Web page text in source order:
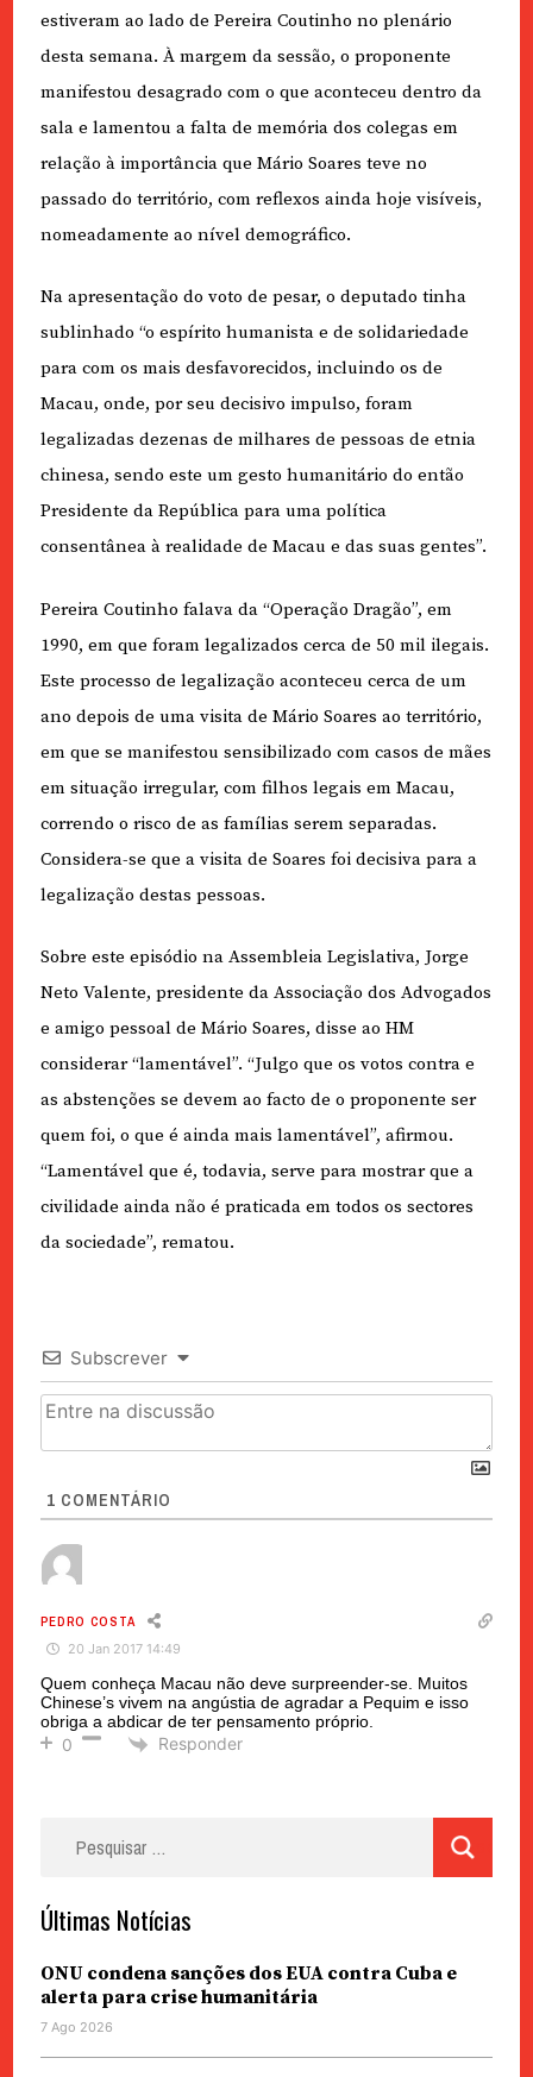
estiveram ao lado de Pereira Coutinho no plenário
desta semana. À margem da sessão, o proponente
manifestou desagrado com o que aconteceu dentro da
sala e lamentou a falta de memória dos colegas em
relação à importância que Mário Soares teve no
passado do território, com reflexos ainda hoje visíveis,
nomeadamente ao nível demográfico.
Na apresentação do voto de pesar, o deputado tinha
sublinhado “o espírito humanista e de solidariedade
para com os mais desfavorecidos, incluindo os de
Macau, onde, por seu decisivo impulso, foram
legalizadas dezenas de milhares de pessoas de etnia
chinesa, sendo este um gesto humanitário do então
Presidente da República para uma política
consentânea à realidade de Macau e das suas gentes”.
Pereira Coutinho falava da “Operação Dragão”, em
1990, em que foram legalizados cerca de 50 mil ilegais.
Este processo de legalização aconteceu cerca de um
ano depois de uma visita de Mário Soares ao território,
em que se manifestou sensibilizado com casos de mães
em situação irregular, com filhos legais em Macau,
correndo o risco de as famílias serem separadas.
Considera-se que a visita de Soares foi decisiva para a
legalização destas pessoas.
Sobre este episódio na Assembleia Legislativa, Jorge
Neto Valente, presidente da Associação dos Advogados
e amigo pessoal de Mário Soares, disse ao HM
considerar “lamentável”. “Julgo que os votos contra e
as abstenções se devem ao facto de o proponente ser
quem foi, o que é ainda mais lamentável”, afirmou.
“Lamentável que é, todavia, serve para mostrar que a
civilidade ainda não é praticada em todos os sectores
da sociedade”, rematou.
Subscrever
1 COMENTÁRIO
PEDRO COSTA
20 Jan 2017 14:49
Quem conheça Macau não deve surpreender-se. Muitos
Chinese’s vivem na angústia de agradar a Pequim e isso
obriga a abdicar de ter pensamento próprio.
0 Responder
Últimas Notícias
ONU condena sanções dos EUA contra Cuba e
alerta para crise humanitária
7 Ago 2026